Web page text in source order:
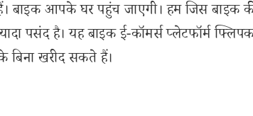
आपके घर पहुंच जाएगी। हम जिस बाइक
पसंद है। यह बाइक ई-कॉमर्स प्लेटफॉर्म
खरीद सकते हैं।